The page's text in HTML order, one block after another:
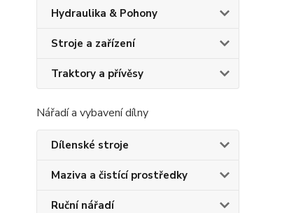
Hydraulika & Pohony
Stroje a zařízení
Traktory a přívěsy
Nářadí a vybavení dílny
Dílenské stroje
Maziva a čistící prostředky
Ruční nářadí